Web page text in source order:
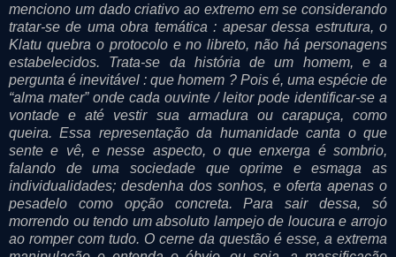
menciono um dado criativo ao extremo em se considerando
tratar-se de uma obra temática : apesar dessa estrutura, o
Klatu quebra o protocolo e no libreto, não há personagens
estabelecidos. Trata-se da história de um homem, e a
pergunta é inevitável : que homem ? Pois é, uma espécie de
“alma mater” onde cada ouvinte / leitor pode identificar-se a
vontade e até vestir sua armadura ou carapuça, como
queira. Essa representação da humanidade canta o que
sente e vê, e nesse aspecto, o que enxerga é sombrio,
falando de uma sociedade que oprime e esmaga as
individualidades; desdenha dos sonhos, e oferta apenas o
pesadelo como opção concreta. Para sair dessa, só
morrendo ou tendo um absoluto lampejo de loucura e arrojo
ao romper com tudo. O cerne da questão é esse, a extrema